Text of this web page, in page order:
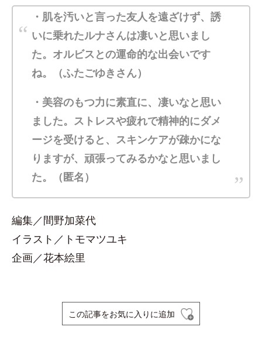
・肌を汚いと言った友人を遠ざけず、誘
いに乗れたルナさんは凄いと思いまし
た。オルビスとの運命的な出会いです
ね。（ふたごゆきさん）
・美容のもつ力に素直に、凄いなと思い
ました。ストレスや疲れで精神的にダメ
ージを受けると、スキンケアが疎かにな
りますが、頑張ってみるかなと思いまし
た。（匿名）
編集／間野加菜代
イラスト／トモマツユキ
企画／花本絵里
この記事をお気に入りに追加